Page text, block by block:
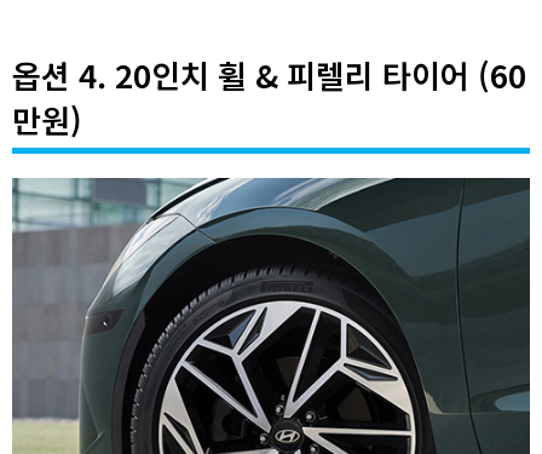
옵션 4. 20인치 휠 & 피렐리 타이어 (60
만원)